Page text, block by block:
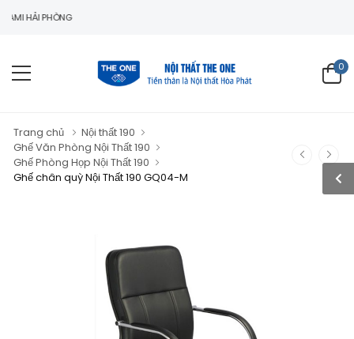
PHÒNG
0
Trang chủ
Nội thất 190
Ghế Văn Phòng Nội Thất 190
Ghế Phòng Họp Nội Thất 190
Ghế chân quỳ Nội Thất 190 GQ04-M